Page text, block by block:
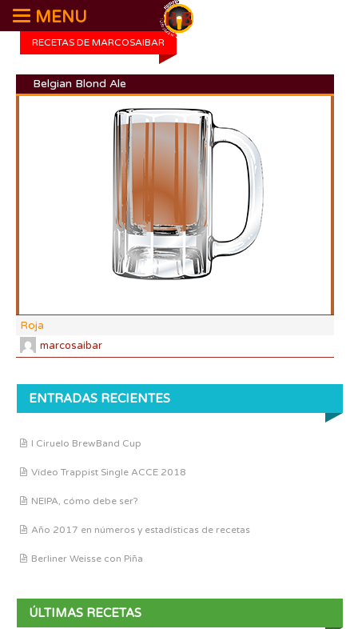
MENU
RECETAS DE MARCOSAIBAR
Belgian Blond Ale
Roja
marcosaibar
ENTRADAS RECIENTES
I Ciruelo BrewBand Cup
Vídeo Trappist Single ACCE 2018
NEIPA, cómo debe ser?
Año 2017 en números y estadísticas de recetas
Berliner Weisse con Piña
ÚLTIMAS RECETAS